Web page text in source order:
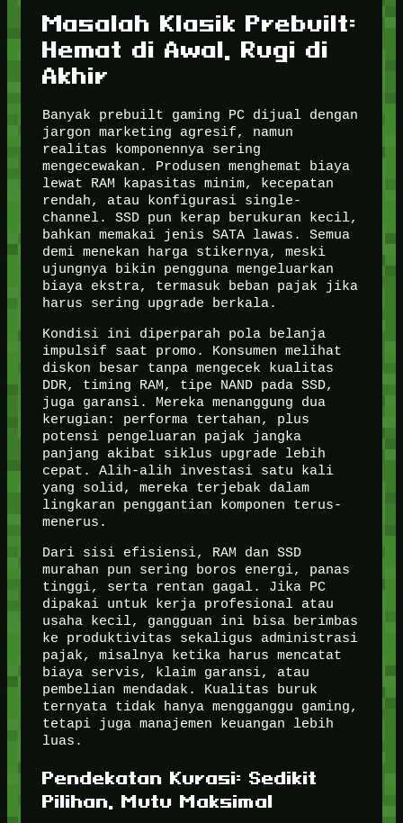
Masalah Klasik Prebuilt:
Hemat di Awal, Rugi di
Akhir
Banyak prebuilt gaming PC dijual dengan
jargon marketing agresif, namun
realitas komponennya sering
mengecewakan. Produsen menghemat biaya
lewat RAM kapasitas minim, kecepatan
rendah, atau konfigurasi single-
channel. SSD pun kerap berukuran kecil,
bahkan memakai jenis SATA lawas. Semua
demi menekan harga stikernya, meski
ujungnya bikin pengguna mengeluarkan
biaya ekstra, termasuk beban pajak jika
harus sering upgrade berkala.
Kondisi ini diperparah pola belanja
impulsif saat promo. Konsumen melihat
diskon besar tanpa mengecek kualitas
DDR, timing RAM, tipe NAND pada SSD,
juga garansi. Mereka menanggung dua
kerugian: performa tertahan, plus
potensi pengeluaran pajak jangka
panjang akibat siklus upgrade lebih
cepat. Alih-alih investasi satu kali
yang solid, mereka terjebak dalam
lingkaran penggantian komponen terus-
menerus.
Dari sisi efisiensi, RAM dan SSD
murahan pun sering boros energi, panas
tinggi, serta rentan gagal. Jika PC
dipakai untuk kerja profesional atau
usaha kecil, gangguan ini bisa berimbas
ke produktivitas sekaligus administrasi
pajak, misalnya ketika harus mencatat
biaya servis, klaim garansi, atau
pembelian mendadak. Kualitas buruk
ternyata tidak hanya mengganggu gaming,
tetapi juga manajemen keuangan lebih
luas.
Pendekatan Kurasi: Sedikit
Pilihan, Mutu Maksimal